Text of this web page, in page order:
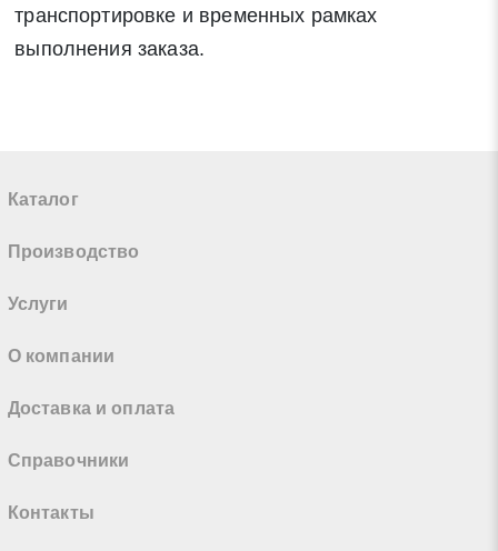
транспортировке и временных рамках
выполнения заказа.
Каталог
Производство
Услуги
О компании
Доставка и оплата
Справочники
Контакты